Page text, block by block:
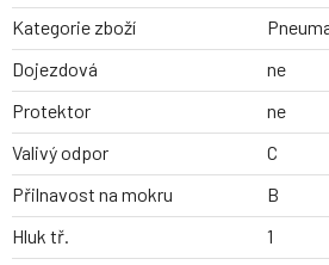
Kategorie zboží
Dojezdová
ne
Protektor
ne
Valivý odpor
C
Přilnavost na mokru
B
Hluk tř.
1